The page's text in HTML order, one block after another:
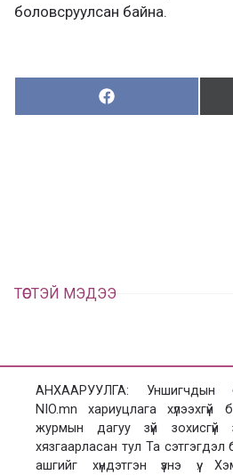
боловсруулсан байна.
Хуваалцах:
Х
у
ТӨСТЭЙ МЭДЭЭ
АНХААРУУЛГА: Уншигчдын
NIO.mn хариуцлага
журмын дагуу зүй зохисгүй
хязгаарласан тул Та
ашгийг хүндэтгэн үзнэ үү.